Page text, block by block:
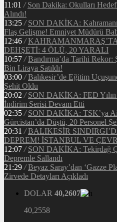
11:01 / Son Dakika: Okulları
Alındı!
13:25 / SON DAKİKA:
Flaş Gelişme! Emniyet Müdürü
12:46 /
DEHŞETİ: 4 ÖLÜ, 20 YARALI
10:57 / Bandırma’da Tarihi
Bin Liraya Satıldı!
03:00 / Balıkesir’de Eğitim
Şehit Oldu
20:02 / SON DAKİKA: FED Yılın
İndirim Serisi Devam Etti
02:35 / SON DAKİKA: TSK’ya
Gürcistan’da Düştü, 20 Personel
20:31 / BALIKESİR
DEPREM! İSTANBUL VE
12:07 / SON DAKİKA: Tekirdağ
Depremle Sallandı
21:29 / Beyaz Saray’dan ‘Gazze
Zirvede Detayları Açıkladı
DOLAR 40,2607
40,2558